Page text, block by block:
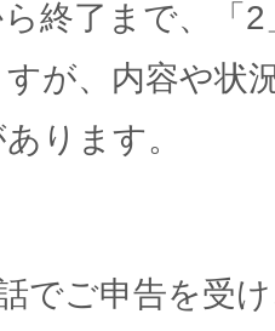
終了まで、「
が、内容や状
ります。
でご申告を受